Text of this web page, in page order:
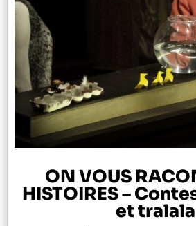
ON VOUS
HISTOIRES –
et tralala